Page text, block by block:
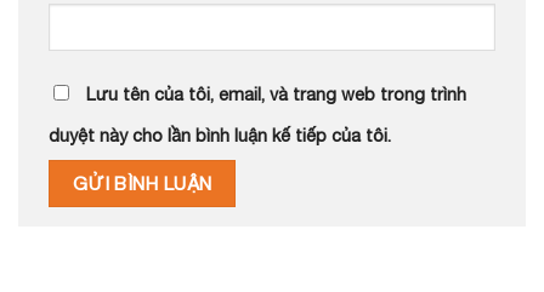
Lưu tên của tôi, email, và trang web trong trình
duyệt này cho lần bình luận kế tiếp của tôi.